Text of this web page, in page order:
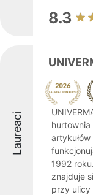
8.3
Laureaci
1992
znajduje
przy ulicy